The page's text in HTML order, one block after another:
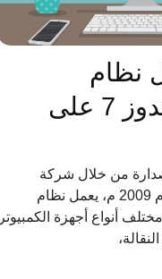
نظام
التشغيل ويندوز 7 على
من خلال شركة
مايكروسوفت في عام 2009 م، يعمل نظام
أنواع أجهزة